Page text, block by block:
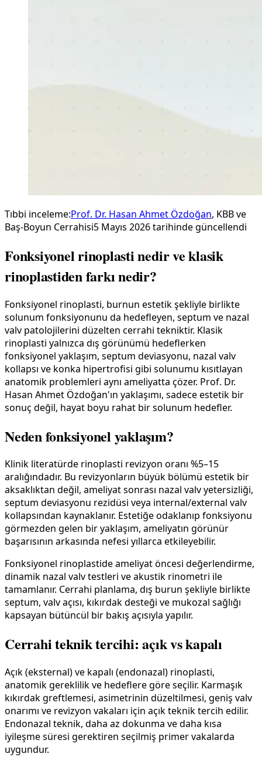
Tıbbi inceleme:Prof. Dr. Hasan Ahmet Özdoğan, KBB ve
Baş-Boyun Cerrahisi5 Mayıs 2026 tarihinde güncellendi
Fonksiyonel rinoplasti nedir ve klasik
rinoplastiden farkı nedir?
Fonksiyonel rinoplasti, burnun estetik şekliyle birlikte
solunum fonksiyonunu da hedefleyen, septum ve nazal
valv patolojilerini düzelten cerrahi tekniktir. Klasik
rinoplasti yalnızca dış görünümü hedeflerken
fonksiyonel yaklaşım, septum deviasyonu, nazal valv
kollapsı ve konka hipertrofisi gibi solunumu kısıtlayan
anatomik problemleri aynı ameliyatta çözer. Prof. Dr.
Hasan Ahmet Özdoğan'ın yaklaşımı, sadece estetik bir
sonuç değil, hayat boyu rahat bir solunum hedefler.
Neden fonksiyonel yaklaşım?
Klinik literatürde rinoplasti revizyon oranı %5–15
aralığındadır. Bu revizyonların büyük bölümü estetik bir
aksaklıktan değil, ameliyat sonrası nazal valv yetersizliği,
septum deviasyonu rezidüsi veya internal/external valv
kollapsından kaynaklanır. Estetiğe odaklanıp fonksiyonu
görmezden gelen bir yaklaşım, ameliyatın görünür
başarısının arkasında nefesi yıllarca etkileyebilir.
Fonksiyonel rinoplastide ameliyat öncesi değerlendirme,
dinamik nazal valv testleri ve akustik rinometri ile
tamamlanır. Cerrahi planlama, dış burun şekliyle birlikte
septum, valv açısı, kıkırdak desteği ve mukozal sağlığı
kapsayan bütüncül bir bakış açısıyla yapılır.
Cerrahi teknik tercihi: açık vs kapalı
Açık (eksternal) ve kapalı (endonazal) rinoplasti,
anatomik gereklilik ve hedeflere göre seçilir. Karmaşık
kıkırdak greftlemesi, asimetrinin düzeltilmesi, geniş valv
onarımı ve revizyon vakaları için açık teknik tercih edilir.
Endonazal teknik, daha az dokunma ve daha kısa
iyileşme süresi gerektiren seçilmiş primer vakalarda
uygundur.